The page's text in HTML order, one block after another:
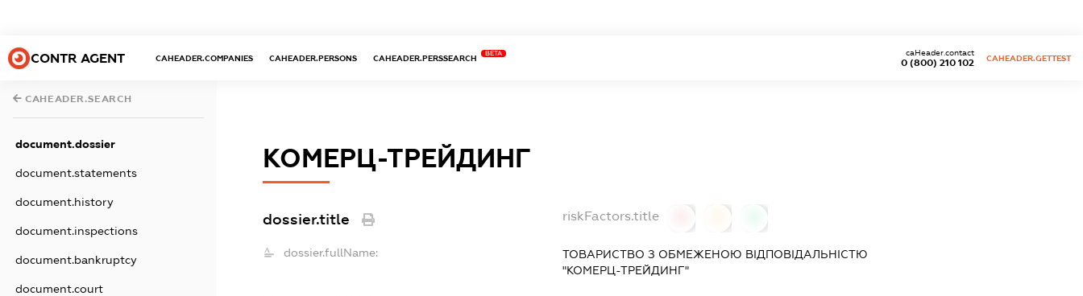
CONTR AGENT CAHEADER.COMPANIES CAHEADER.PERSONS CAHEADER.PERSSEARCH
BETA
0 (800) 210 102
caHeader.contact
CAHEADER.GETTEST
CAHEADER.SEARCH
document.dossier
document.statements
document.history
document.inspections
document.bankruptcy
document.court
КОМЕРЦ-ТРЕЙДИНГ
dossier.title riskFactors.title
dossier.fullName:
ТОВАРИСТВО З ОБМЕЖЕНОЮ ВІДПОВІДАЛЬНІСТЮ
"КОМЕРЦ-ТРЕЙДИНГ"